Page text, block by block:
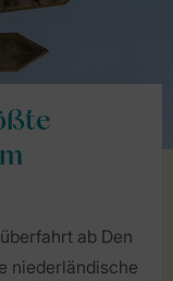
ab Den
niederländische